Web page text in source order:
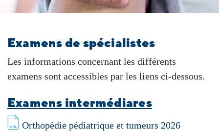
Examens de spécialistes
Les informations concernant les différents
examens sont accessibles par les liens ci-dessous.
Examens intermédiares
Orthopédie pédiatrique et tumeurs 2026